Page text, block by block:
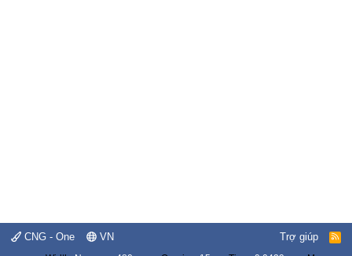
CNG - One VN Trợ giúp
R